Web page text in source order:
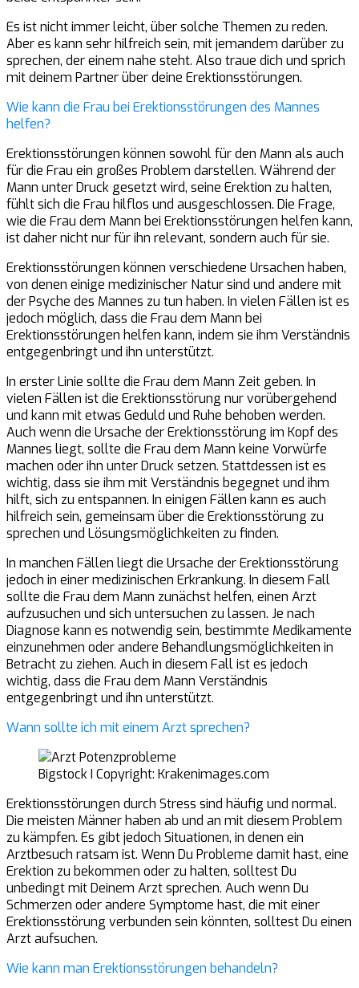
Es ist nicht immer leicht, über solche Themen zu reden.
Aber es kann sehr hilfreich sein, mit jemandem darüber zu
sprechen, der einem nahe steht. Also traue dich und sprich
mit deinem Partner über deine Erektionsstörungen.
Wie kann die Frau bei Erektionsstörungen des Mannes
helfen?
Erektionsstörungen können sowohl für den Mann als auch
für die Frau ein großes Problem darstellen. Während der
Mann unter Druck gesetzt wird, seine Erektion zu halten,
fühlt sich die Frau hilflos und ausgeschlossen. Die Frage,
wie die Frau dem Mann bei Erektionsstörungen helfen kann,
ist daher nicht nur für ihn relevant, sondern auch für sie.
Erektionsstörungen können verschiedene Ursachen haben,
von denen einige medizinischer Natur sind und andere mit
der Psyche des Mannes zu tun haben. In vielen Fällen ist es
jedoch möglich, dass die Frau dem Mann bei
Erektionsstörungen helfen kann, indem sie ihm Verständnis
entgegenbringt und ihn unterstützt.
In erster Linie sollte die Frau dem Mann Zeit geben. In
vielen Fällen ist die Erektionsstörung nur vorübergehend
und kann mit etwas Geduld und Ruhe behoben werden.
Auch wenn die Ursache der Erektionsstörung im Kopf des
Mannes liegt, sollte die Frau dem Mann keine Vorwürfe
machen oder ihn unter Druck setzen. Stattdessen ist es
wichtig, dass sie ihm mit Verständnis begegnet und ihm
hilft, sich zu entspannen. In einigen Fällen kann es auch
hilfreich sein, gemeinsam über die Erektionsstörung zu
sprechen und Lösungsmöglichkeiten zu finden.
In manchen Fällen liegt die Ursache der Erektionsstörung
jedoch in einer medizinischen Erkrankung. In diesem Fall
sollte die Frau dem Mann zunächst helfen, einen Arzt
aufzusuchen und sich untersuchen zu lassen. Je nach
Diagnose kann es notwendig sein, bestimmte Medikamente
einzunehmen oder andere Behandlungsmöglichkeiten in
Betracht zu ziehen. Auch in diesem Fall ist es jedoch
wichtig, dass die Frau dem Mann Verständnis
entgegenbringt und ihn unterstützt.
Wann sollte ich mit einem Arzt sprechen?
Bigstock I Copyright: Krakenimages.com
Erektionsstörungen durch Stress sind häufig und normal.
Die meisten Männer haben ab und an mit diesem Problem
zu kämpfen. Es gibt jedoch Situationen, in denen ein
Arztbesuch ratsam ist. Wenn Du Probleme damit hast, eine
Erektion zu bekommen oder zu halten, solltest Du
unbedingt mit Deinem Arzt sprechen. Auch wenn Du
Schmerzen oder andere Symptome hast, die mit einer
Erektionsstörung verbunden sein könnten, solltest Du einen
Arzt aufsuchen.
Wie kann man Erektionsstörungen behandeln?